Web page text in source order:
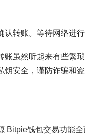
认转账。等待网络进
账虽然听起来有些繁
钥安全，谨防诈骗和
Bitpie钱包交易功能